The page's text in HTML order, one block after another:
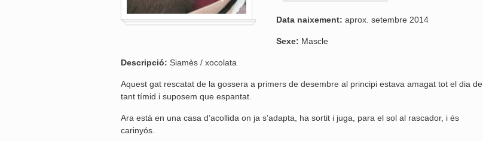
Data naixement: aprox. setembre 2014
Sexe: Mascle
Descripció: Siamès / xocolata
Aquest gat rescatat de la gossera a primers de desembre al principi estava amagat tot el dia de
tant tímid i suposem que espantat.
Ara està en una casa d’acollida on ja s’adapta, ha sortit i juga, para el sol al rascador, i és
carinyós.